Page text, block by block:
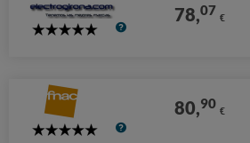
5
78,07 €
5
80,90 €